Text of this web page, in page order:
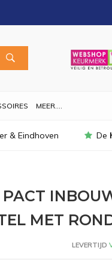
MEER....
& Eindhoven De
MET
LEVERTIJD